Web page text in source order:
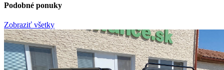
Podobné ponuky
Zobraziť všetky